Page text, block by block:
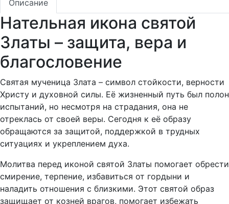
Описание
Нательная икона святой
Златы – защита, вера и
благословение
Святая мученица Злата – символ стойкости, верности
Христу и духовной силы. Её жизненный путь был полон
испытаний, но несмотря на страдания, она не
отреклась от своей веры. Сегодня к её образу
обращаются за защитой, поддержкой в трудных
ситуациях и укреплением духа.
Молитва перед иконой святой Златы помогает обрести
смирение, терпение, избавиться от гордыни и
наладить отношения с близкими. Этот святой образ
защищает от козней врагов, помогает избежать